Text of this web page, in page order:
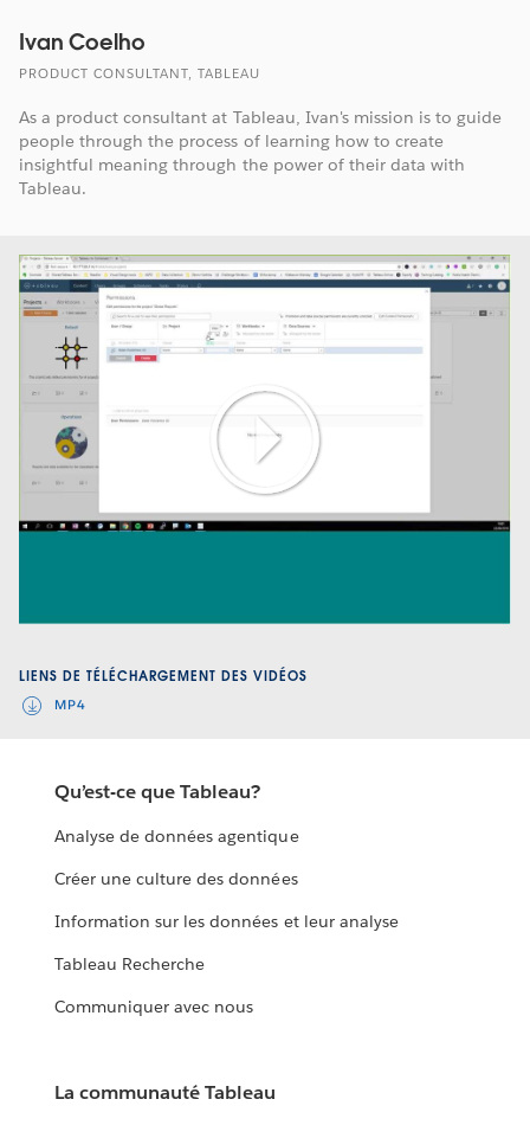
Ivan Coelho
PRODUCT CONSULTANT, TABLEAU
As a product consultant at Tableau, Ivan's mission is to guide
people through the process of learning how to create
insightful meaning through the power of their data with
Tableau.
Play
Video
LIENS DE TÉLÉCHARGEMENT DES VIDÉOS
MP4
Qu’est-ce que Tableau?
Analyse de données agentique
Créer une culture des données
Information sur les données et leur analyse
Tableau Recherche
Communiquer avec nous
La communauté Tableau